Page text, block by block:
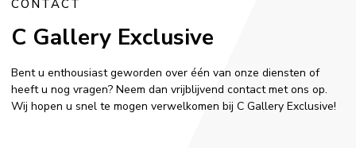
CONTACT
C Gallery Exclusive
Bent u enthousiast geworden over één van onze diensten of
heeft u nog vragen? Neem dan vrijblijvend contact met ons op.
Wij hopen u snel te mogen verwelkomen bij C Gallery Exclusive!